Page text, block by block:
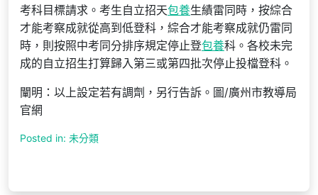
考科目標請求。考生自立招天包養生績雷同時，按綜合
才能考察成就從高到低登科，綜合才能考察成就仍雷同
時，則按照中考同分排序規定停止登包養科。各校未完
成的自立招生打算歸入第三或第四批次停止投檔登科。
闡明：以上設定若有調劑，另行告訴。圖/廣州市教導局
官網
Posted in: 未分類